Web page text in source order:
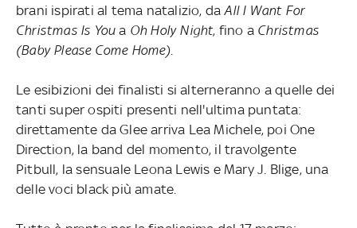
brani ispirati al tema natalizio, daAll I Want For
Christmas Is Youa Oh Holy Night, fino a Christmas
(Baby Please Come Home).
Le esibizioni dei finalisti si alterneranno a quelle dei
tanti super ospiti presenti nell'ultima puntata:
direttamente da Glee arriva Lea Michele, poi One
Direction, la band del momento, il travolgente
Pitbull, la sensuale Leona Lewis e Mary J. Blige, una
delle voci black più amate.